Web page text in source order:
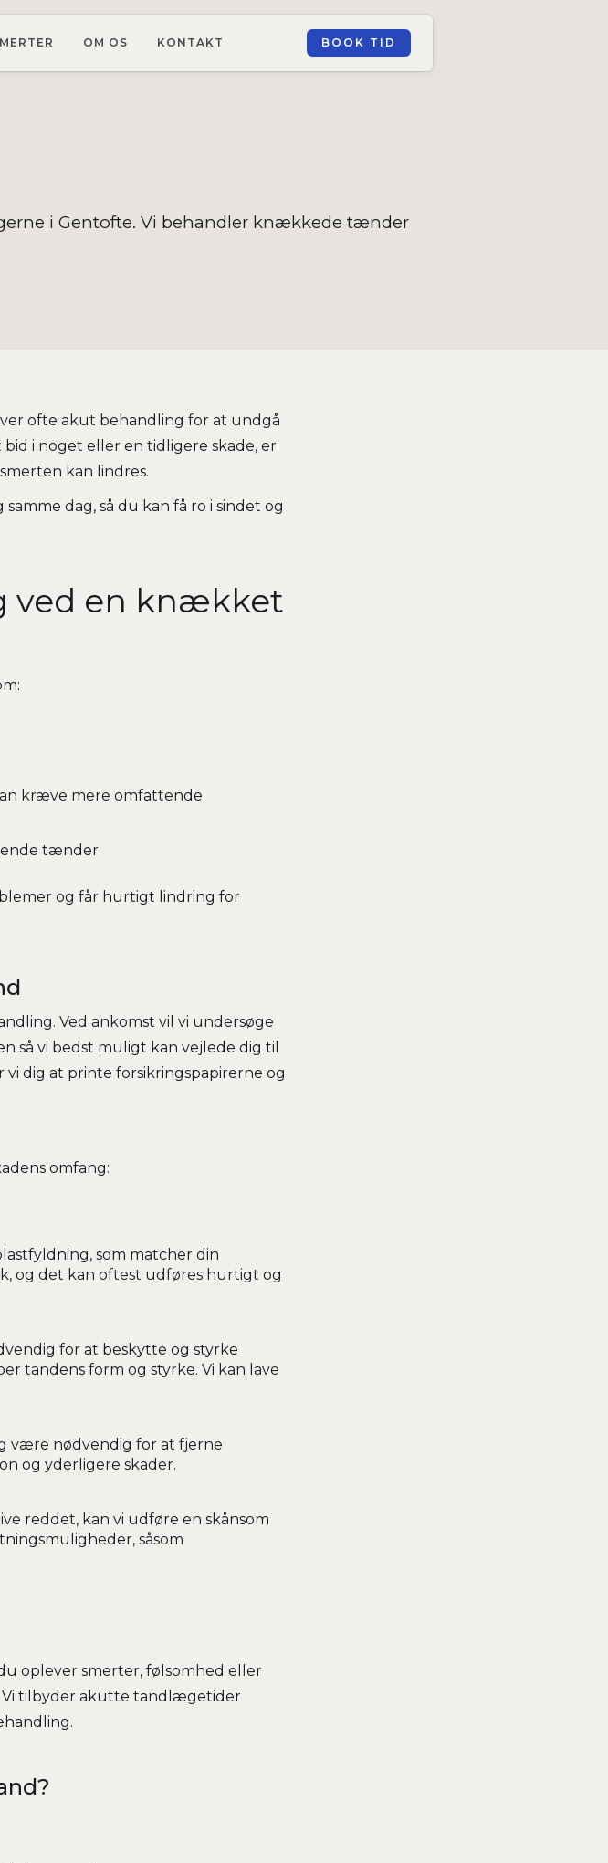
OM OS KONTAKT BOOK TID
i Gentofte. Vi behandler knækkede tænder
ofte akut behandling for at undgå
i noget eller en tidligere skade, er
kan lindres.
dag, så du kan få ro i sindet og
ved en knækket
kræve mere omfattende
tænder
og får hurtigt lindring for
Ved ankomst vil vi undersøge
så vi bedst muligt kan vejlede dig til
dig at printe forsikringspapirerne og
omfang:
, som matcher din
og det kan oftest udføres hurtigt og
for at beskytte og styrke
tandens form og styrke. Vi kan lave
være nødvendig for at fjerne
og yderligere skader.
reddet, kan vi udføre en skånsom
såsom
oplever smerter, følsomhed eller
Vi tilbyder akutte tandlægetider